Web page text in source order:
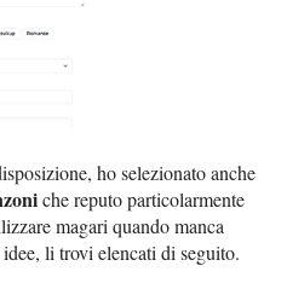
ho selezionato anche
che reputo particolarmente
magari quando manca
li trovi elencati di seguito.